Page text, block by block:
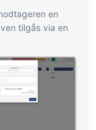
en
tilgås via en